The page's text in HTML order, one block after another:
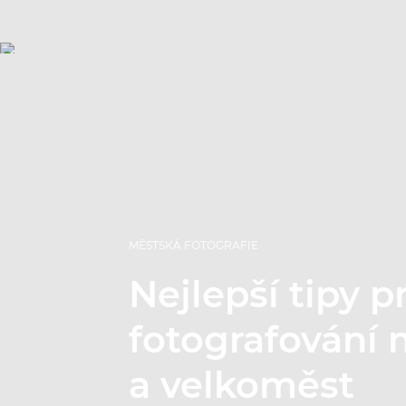
MĚSTSKÁ FOTOGRAFIE
Nejlepší tipy
fotografování
a velkoměst